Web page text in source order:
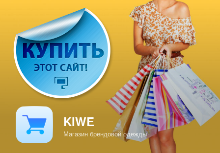
содержимому
KIWE
Магазин брендовой одежды